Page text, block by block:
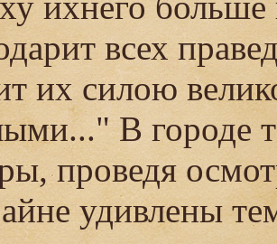
всех
их силою
В городе
проведя
удивлены